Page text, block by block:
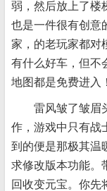
弱，然后放上了楼
也是一件很有创意
家，的老玩家都对
有什么好车，但不
地图都是免费进入！
雷风皱了皱眉头
作，游戏中只有战
到的便是那极其温
求修改版本功能。
回收变元宝。你先